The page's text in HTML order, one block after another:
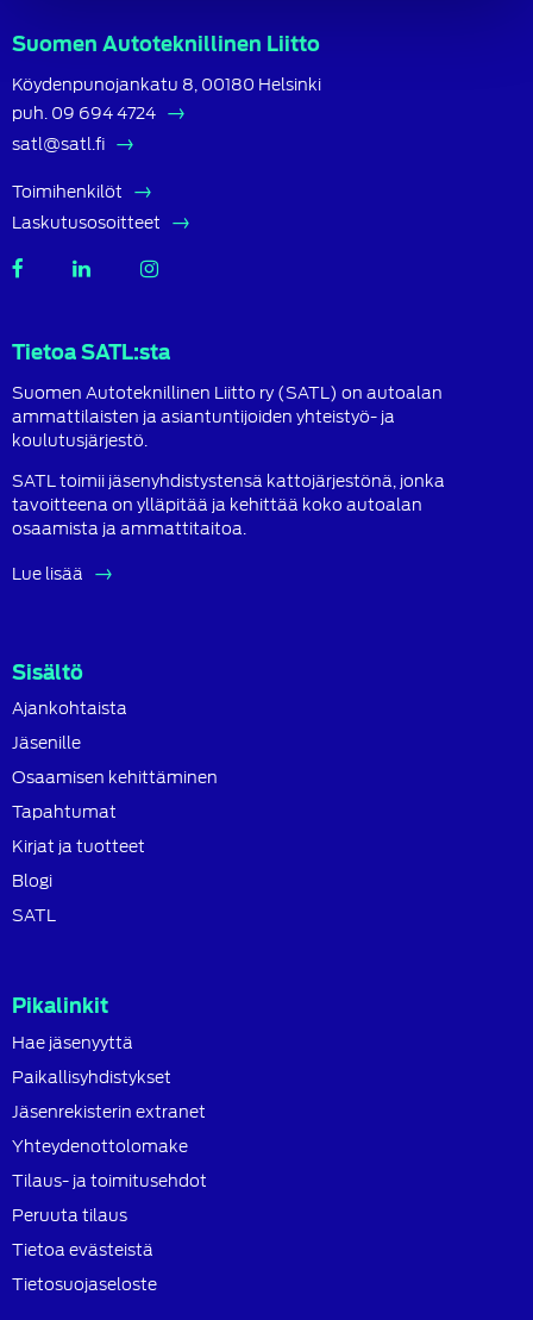
Suomen Autoteknillinen Liitto
Köydenpunojankatu 8, 00180 Helsinki
puh. 09 694 4724
satl@satl.fi
Toimihenkilöt
Laskutusosoitteet
SATL
SATL
Tietoa SATL:sta
Suomen Autoteknillinen Liitto ry (SATL) on autoalan
ammattilaisten ja asiantuntijoiden yhteistyö- ja
koulutusjärjestö.
SATL toimii jäsenyhdistystensä kattojärjestönä, jonka
tavoitteena on ylläpitää ja kehittää koko autoalan
osaamista ja ammattitaitoa.
Lue lisää
Sisältö
Ajankohtaista
Jäsenille
Osaamisen kehittäminen
Tapahtumat
Kirjat ja tuotteet
Blogi
SATL
Pikalinkit
Hae jäsenyyttä
Paikallisyhdistykset
Jäsenrekisterin extranet
Yhteydenottolomake
Tilaus- ja toimitusehdot
Peruuta tilaus
Tietoa evästeistä
Tietosuojaseloste